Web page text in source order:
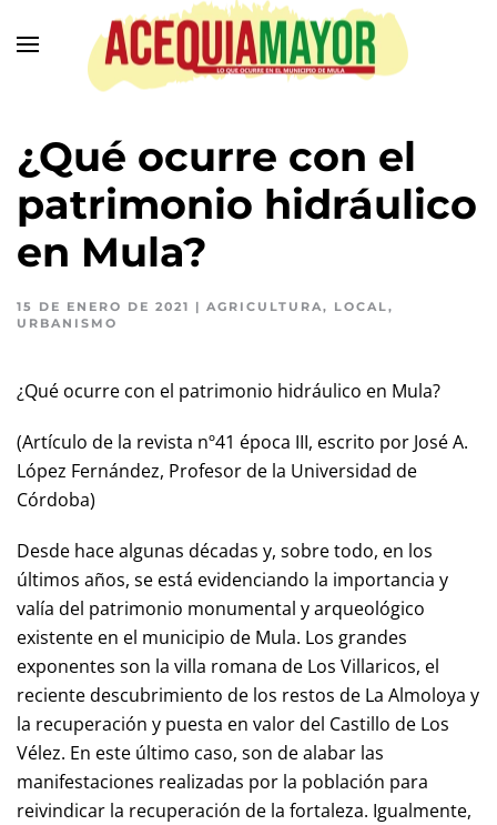
¿Qué ocurre con el
patrimonio hidráulico
en Mula?
15 DE ENERO DE 2021 | AGRICULTURA, LOCAL,
URBANISMO
¿Qué ocurre con el patrimonio hidráulico en Mula?
(Artículo de la revista nº41 época III, escrito por José A.
López Fernández, Profesor de la Universidad de
Córdoba)
Desde hace algunas décadas y, sobre todo, en los
últimos años, se está evidenciando la importancia y
valía del patrimonio monumental y arqueológico
existente en el municipio de Mula. Los grandes
exponentes son la villa romana de Los Villaricos, el
reciente descubrimiento de los restos de La Almoloya y
la recuperación y puesta en valor del Castillo de Los
Vélez. En este último caso, son de alabar las
manifestaciones realizadas por la población para
reivindicar la recuperación de la fortaleza. Igualmente,